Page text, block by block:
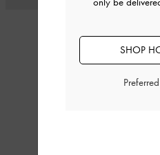
節式細背帶，
SHOP